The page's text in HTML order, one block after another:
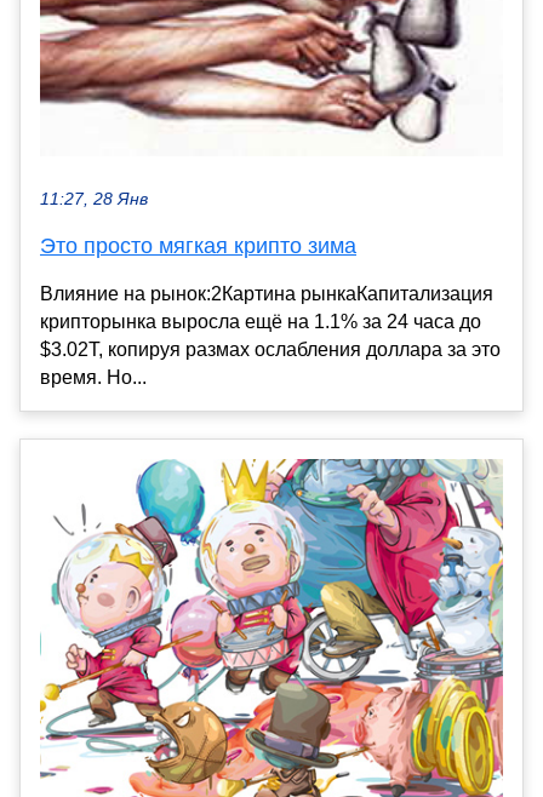
11:27, 28 Янв
Это просто мягкая крипто зима
Влияние на рынок:2Картина рынкаКапитализация
крипторынка выросла ещё на 1.1% за 24 часа до
$3.02T, копируя размах ослабления доллара за это
время. Но...